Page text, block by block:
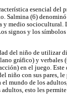
esencial del
Salmina (6)
y medio
signos y los
del niño de utilizar
gráfico) y verbales
en el juego.
niño con sus pares,
mundo de los
esto les